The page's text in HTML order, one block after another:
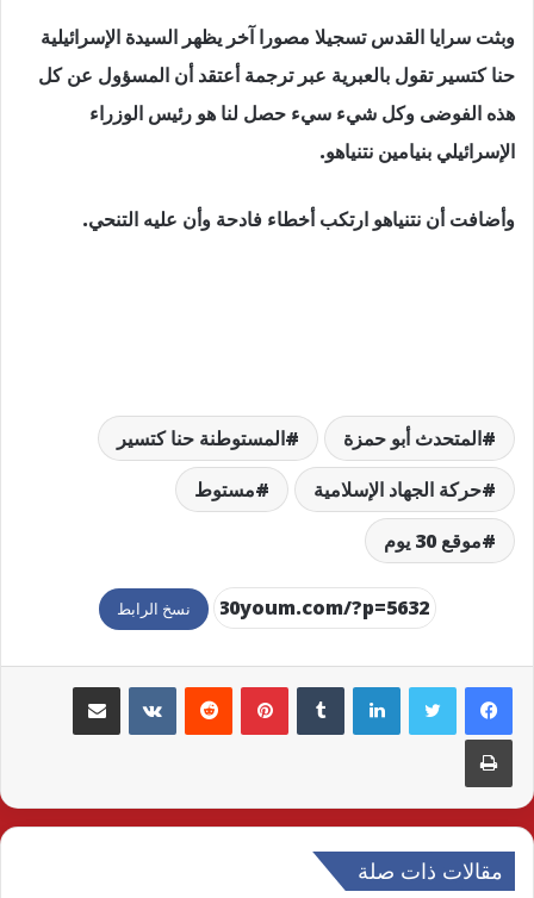
وبثت سرايا القدس تسجيلا مصورا آخر يظهر السيدة الإسرائيلية
حنا كتسير تقول بالعبرية عبر ترجمة أعتقد أن المسؤول عن كل
هذه الفوضى وكل شيء سيء حصل لنا هو رئيس الوزراء
الإسرائيلي بنيامين نتنياهو.
وأضافت أن نتنياهو ارتكب أخطاء فادحة وأن عليه التنحي.
المتحدث أبو حمزة
المستوطنة حنا كتسير
حركة الجهاد الإسلامية
مستوط
موقع 30 يوم
نسخ الرابط
لينكدإن بينتيريست مشاركة عبر البريد
طباعة
مقالات ذات صلة